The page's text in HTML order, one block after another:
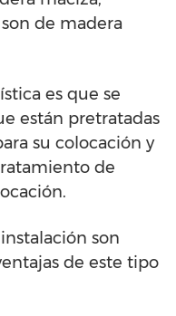
de madera
es que se
están pretratadas
su colocación y
de
son
de este tipo